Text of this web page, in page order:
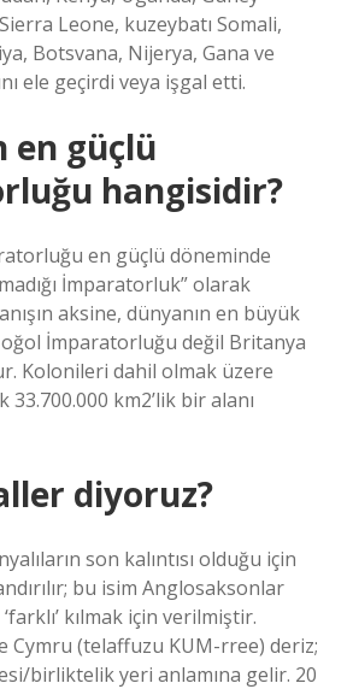
Leone, kuzeybatı Somali,
Botsvana, Nijerya, Gana ve
ele geçirdi veya işgal etti.
en güçlü
hangisidir?
en güçlü döneminde
İmparatorluk” olarak
aksine, dünyanın en büyük
İmparatorluğu değil Britanya
Kolonileri dahil olmak üzere
33.700.000 km2’lik bir alanı
diyoruz?
son kalıntısı olduğu için
bu isim Anglosaksonlar
kılmak için verilmiştir.
Cymru (telaffuzu KUM-rree) deriz;
birliktelik yeri anlamına gelir. 20